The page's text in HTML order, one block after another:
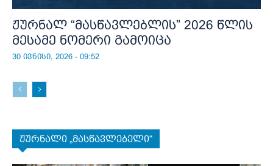
ჟურნალ “მასწავლებლის” 2026 წლის
მესამე ნომერი გამოიცა
30 ივნისი, 2026 - 09:52
ჟურნალი „მასწავლებელი“